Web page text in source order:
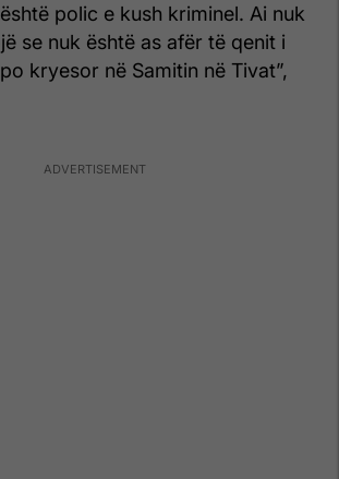
polic e kush kriminel. Ai nuk
se nuk është as afër të qenit i
kryesor në Samitin në Tivat”,